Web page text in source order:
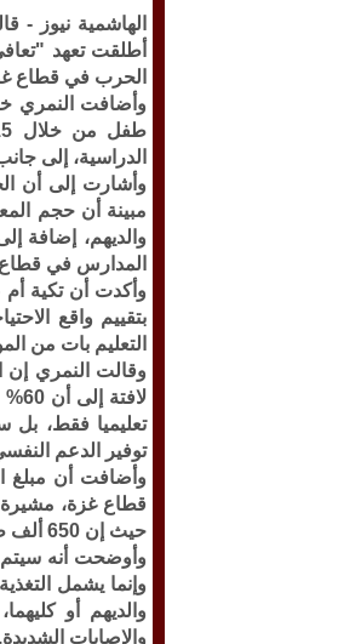
الهاشمية نيوز -
الحرب في قطاع
الدراسية، إلى
وأشارت إلى أن
المدارس في قطاع
وأكدت أن تكية
بتقييم واقع
التعليم بات من
وقالت النمري إن
تعليميا فقط، بل
توفير الدعم
قطاع غزة، مشيرة
حيث إن 650 ألف طفل غير قادرين على الحصول والوصول إلى التعليم المنتظم.
وأوضحت أنه سيتم
وإنما يشمل
والديهم أو
والإصابات الشديدة.